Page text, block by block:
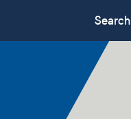
Search